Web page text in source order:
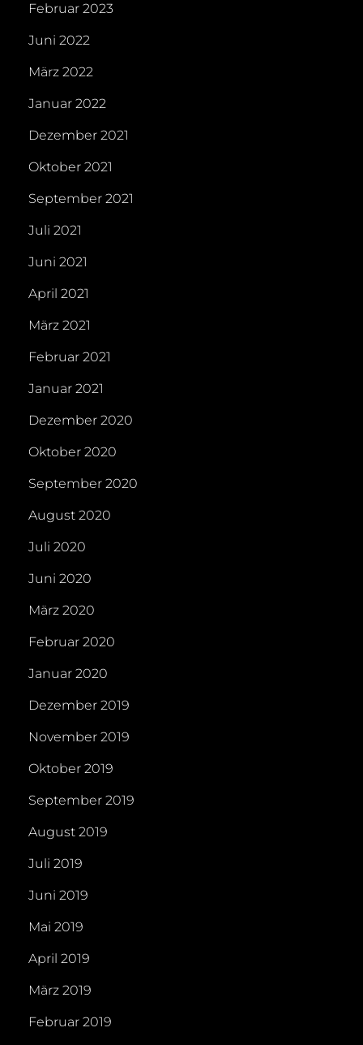
Februar 2023
Juni 2022
März 2022
Januar 2022
Dezember 2021
Oktober 2021
September 2021
Juli 2021
Juni 2021
April 2021
März 2021
Februar 2021
Januar 2021
Dezember 2020
Oktober 2020
September 2020
August 2020
Juli 2020
Juni 2020
März 2020
Februar 2020
Januar 2020
Dezember 2019
November 2019
Oktober 2019
September 2019
August 2019
Juli 2019
Juni 2019
Mai 2019
April 2019
März 2019
Februar 2019